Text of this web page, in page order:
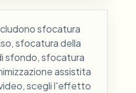
sfocatura
sfocatura della
sfondo, sfocatura
assistita
scegli l'effetto